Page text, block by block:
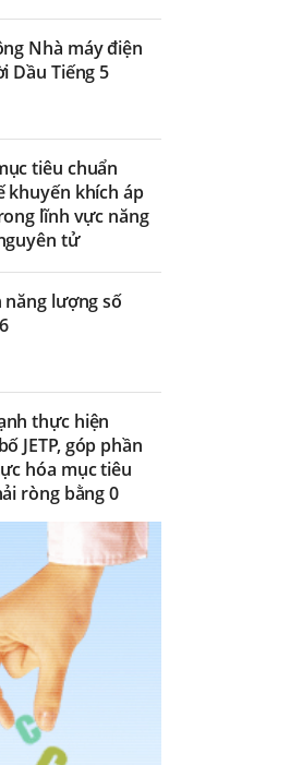
Nhà máy điện
Dầu Tiếng 5
tiêu chuẩn
khuyến khích áp
lĩnh vực năng
tử
năng lượng số
thực hiện
JETP, góp phần
hóa mục tiêu
ròng bằng 0